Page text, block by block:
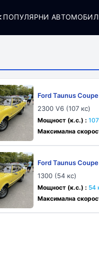
ПОПУЛЯРНИ
Ford Taunus Coupe
2300 V6 (107 кс)
Мощност (к.с.) :
Максимална
Ford Taunus
1300 (54 кс)
Мощност (к.с.) : 54
Максимална